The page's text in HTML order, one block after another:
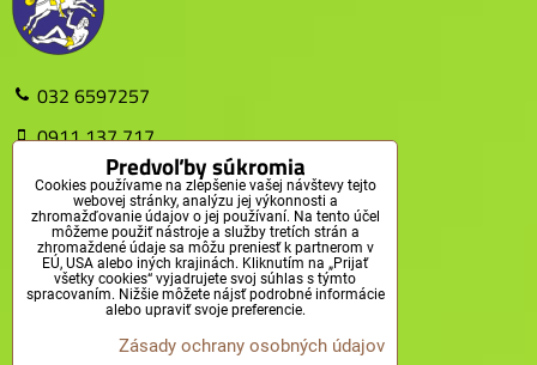
032 6597257
0911 137 717
obec@dolnaporuba.sk
Obec Dolná Poruba
Obecný úrad, Dolná Poruba 61
914 43 Dolná Poruba
MAPA WEBU
Predvoľby súkromia
Cookies používame na zlepšenie vašej návštevy tejto
webovej stránky, analýzu jej výkonnosti a
zhromažďovanie údajov o jej používaní. Na tento účel
môžeme použiť nástroje a služby tretích strán a
zhromaždené údaje sa môžu preniesť k partnerom v
EÚ, USA alebo iných krajinách. Kliknutím na „Prijať
všetky cookies“ vyjadrujete svoj súhlas s týmto
spracovaním. Nižšie môžete nájsť podrobné informácie
alebo upraviť svoje preferencie.
Zásady ochrany osobných údajov